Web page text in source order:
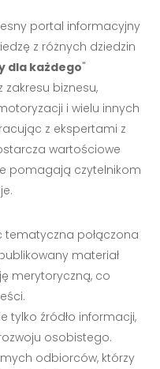
portal informacyjny
z różnych dziedzin
dla każdego"
biznesu,
i wielu innych
z ekspertami z
wartościowe
pomagają czytelnikom
tematyczna połączona
materiał
merytoryczną, co
tylko źródło informacji,
osobistego.
odbiorców, którzy